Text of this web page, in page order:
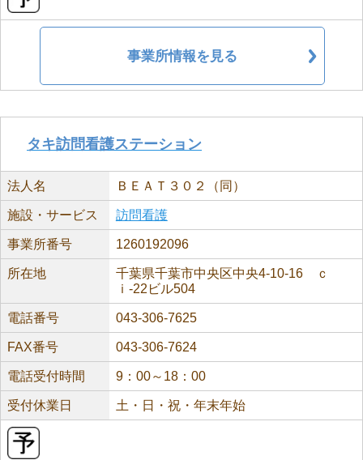
事業所情報を見る
タキ訪問看護ステーション
法人名 ＢＥＡＴ３０２（同）
施設・サービス 訪問看護
事業所番号 1260192096
所在地
千葉県千葉市中央区中央4-10-16 ｃ
ｉ-22ビル504
電話番号 043-306-7625
FAX番号 043-306-7624
電話受付時間 9：00～18：00
受付休業日 土・日・祝・年末年始